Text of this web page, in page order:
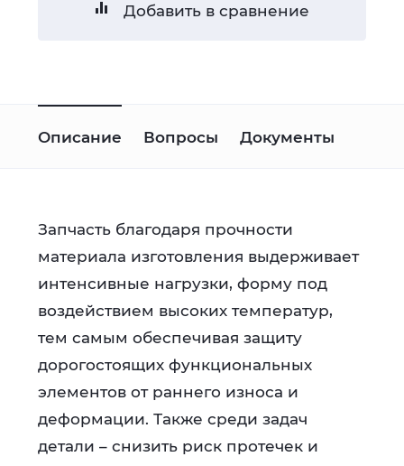
Добавить в сравнение
Описание Вопросы Документы
Запчасть благодаря прочности
материала изготовления выдерживает
интенсивные нагрузки, форму под
воздействием высоких температур,
тем самым обеспечивая защиту
дорогостоящих функциональных
элементов от раннего износа и
деформации. Также среди задач
детали – снизить риск протечек и